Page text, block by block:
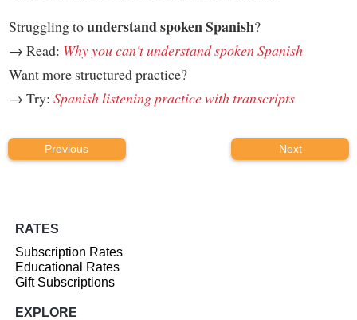
Struggling tounderstand spoken Spanish?
→ Read: Why you can't understand spoken Spanish
Want more structured practice?
→ Try: Spanish listening practice with transcripts
Previous Next
RATES
Subscription Rates
Educational Rates
Gift Subscriptions
EXPLORE